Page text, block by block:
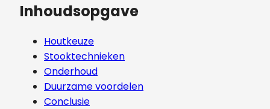
Inhoudsopgave
Houtkeuze
Stooktechnieken
Onderhoud
Duurzame voordelen
Conclusie